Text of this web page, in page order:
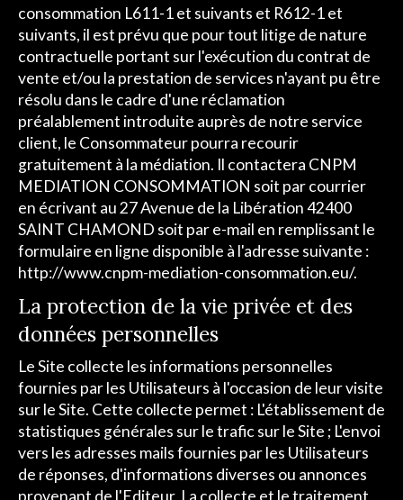
consommation L611-1 et suivants et R612-1 et
suivants, il est prévu que pour tout litige de nature
contractuelle portant sur l'exécution du contrat de
vente et/ou la prestation de services n'ayant pu être
résolu dans le cadre d'une réclamation
préalablement introduite auprès de notre service
client, le Consommateur pourra recourir
gratuitement à la médiation. Il contactera CNPM
MEDIATION CONSOMMATION soit par courrier
en écrivant au 27 Avenue de la Libération 42400
SAINT CHAMOND soit par e-mail en remplissant le
formulaire en ligne disponible à l'adresse suivante :
http://www.cnpm-mediation-consommation.eu/.
La protection de la vie privée et des
données personnelles
Le Site collecte les informations personnelles
fournies par les Utilisateurs à l'occasion de leur visite
sur le Site. Cette collecte permet : L'établissement de
statistiques générales sur le trafic sur le Site ; L'envoi
vers les adresses mails fournies par les Utilisateurs
de réponses, d'informations diverses ou annonces
provenant de l'Editeur. La collecte et le traitement